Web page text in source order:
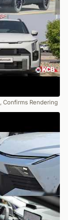
Confirms Rendering